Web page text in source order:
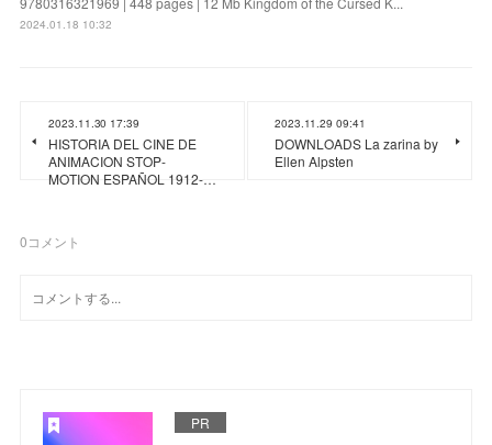
2024.01.18 10:32
2023.11.30 17:39
HISTORIA DEL CINE DE
ANIMACION STOP-
MOTION ESPAÑOL 1912-…
2023.11.29 09:41
DOWNLOADS La zarina by
Ellen Alpsten
0コメント
PR